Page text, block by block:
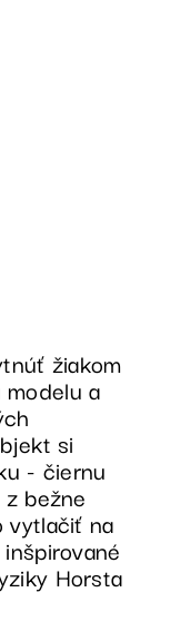
žiakom
a
si
- čiernu
bežne
vytlačiť na
Horsta